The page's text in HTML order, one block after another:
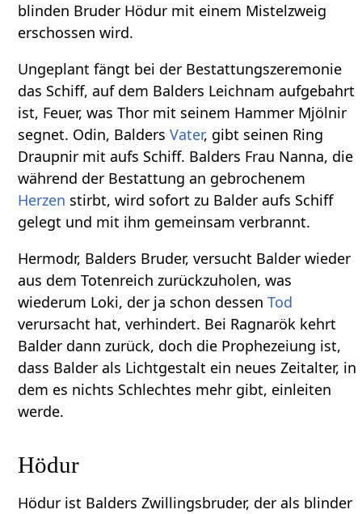
blinden Bruder Hödur mit einem Mistelzweig
erschossen wird.
Ungeplant fängt bei der Bestattungszeremonie
das Schiff, auf dem Balders Leichnam aufgebahrt
ist, Feuer, was Thor mit seinem Hammer Mjölnir
segnet. Odin, BaldersVater, gibt seinen Ring
Draupnir mit aufs Schiff. Balders Frau Nanna, die
während der Bestattung an gebrochenem
Herzen stirbt, wird sofort zu Balder aufs Schiff
gelegt und mit ihm gemeinsam verbrannt.
Hermodr, Balders Bruder, versucht Balder wieder
aus dem Totenreich zurückzuholen, was
wiederum Loki, der ja schon dessenTod
verursacht hat, verhindert. Bei Ragnarök kehrt
Balder dann zurück, doch die Prophezeiung ist,
dass Balder als Lichtgestalt ein neues Zeitalter, in
dem es nichts Schlechtes mehr gibt, einleiten
werde.
Hödur
Hödur ist Balders Zwillingsbruder, der als blinder